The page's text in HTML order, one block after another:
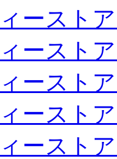
ースト
ースト
ースト
ースト
ースト